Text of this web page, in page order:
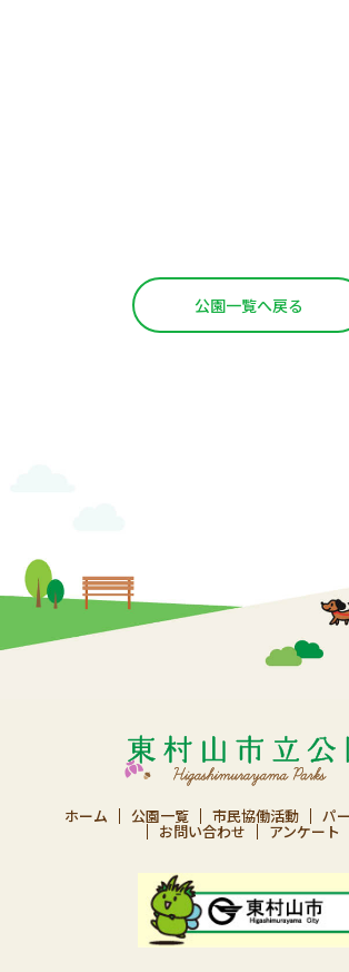
公園一覧へ戻る
ホーム 公園一覧 市民協働活動 パ
お問い合わせ アンケート